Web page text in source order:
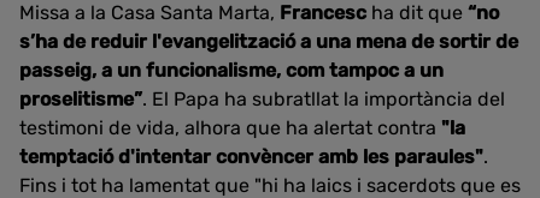
Missa a la Casa Santa Marta, Francesc ha dit que “no
s’ha de reduir l'evangelització a una mena de sortir de
passeig, a un funcionalisme, com tampoc a un
proselitisme”. El Papa ha subratllat la importància del
testimoni de vida, alhora que ha alertat contra "la
temptació d'intentar convèncer amb les paraules".
Fins i tot ha lamentat que "hi ha laics i sacerdots que es